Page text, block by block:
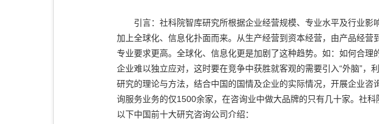
引言：社科院智库研究所根据企业经营规模、专业水平及行业影
加上全球化、信息化扑面而来。从生产经营到资本经营，由产品经
专业要求更高。全球化、信息化更是加剧了这种趋势。如：如何合
企业难以独立应对，这时要在竞争中获胜就客观的需要引入“外脑”
研究的理论与方法，结合中国的国情及企业的实际情况，开展企业
询服务业务的仅1500余家，在咨询业中做大品牌的只有几十家。社
以下中国前十大研究咨询公司介绍：